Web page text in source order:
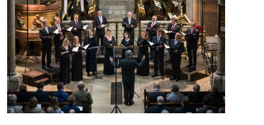
Greek
Spanish
Estonian
French
Hungarian
Italian
Polish